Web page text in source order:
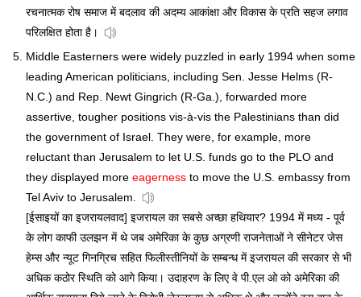
रचनात्मक रोष समाज में बदलाव की अदम्य आकांक्षा और विकास के प्रति सहज लगाव
परिलक्षित होता है।
Middle Easterners were widely puzzled in early 1994 when some
leading American politicians, including Sen. Jesse Helms (R-
N.C.) and Rep. Newt Gingrich (R-Ga.), forwarded more
assertive, tougher positions vis-à-vis the Palestinians than did
the government of Israel. They were, for example, more
reluctant than Jerusalem to let U.S. funds go to the PLO and
they displayed more eagerness to move the U.S. embassy from
Tel Aviv to Jerusalem.
[ईसाइयों का इजरायलवाद] इजरायल का सबसे अच्छा हथियार? 1994 में मध्य - पूर्व
के लोग काफी उलझन में थे जब अमेरिका के कुछ अग्रणी राजनेताओं ने सीनेटर जेस
हेम्स और न्यूट गिनग्रिच सहित फिलीस्तीनियों के सम्बन्ध में इजरायल की सरकार से भी
अधिक कठोर स्थिति को आगे किया। उदाहरण के लिए वे पी.एल ओ को अमेरिका की